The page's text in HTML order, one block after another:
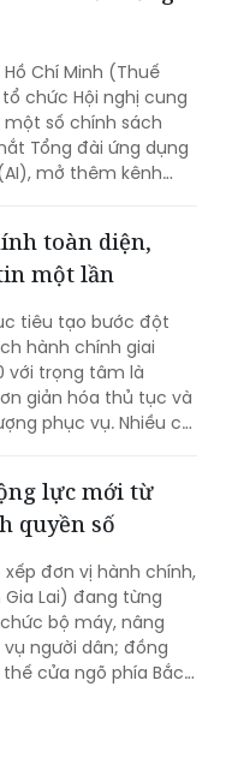
Chí Minh (Thuế
chức Hội nghị cung
số chính sách
Tổng đài ứng dụng
mở thêm kênh
toàn diện,
một lần
tiêu tạo bước đột
hành chính giai
với trọng tâm là
giản hóa thủ tục và
phục vụ. Nhiều chỉ
nghiệp.
lực mới từ
quyền số
xếp đơn vị hành chính,
Lai) đang từng
bộ máy, nâng
người dân; đồng
cửa ngõ phía Bắc,